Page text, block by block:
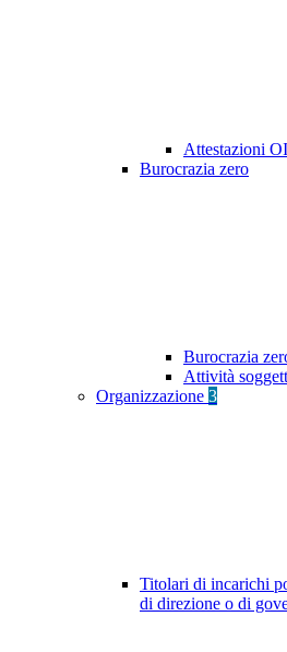
Attestazioni
Burocrazia zero
Burocrazia
Attività
Organizzazione 3
Titolari di incarichi
di direzione o di